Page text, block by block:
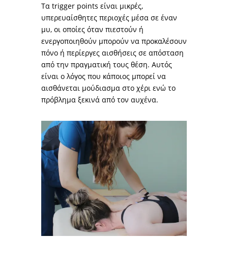
Τα trigger points είναι μικρές,
υπερευαίσθητες περιοχές μέσα σε έναν
μυ, οι οποίες όταν πιεστούν ή
ενεργοποιηθούν μπορούν να προκαλέσουν
πόνο ή περίεργες αισθήσεις σε απόσταση
από την πραγματική τους θέση. Αυτός
είναι ο λόγος που κάποιος μπορεί να
αισθάνεται μούδιασμα στο χέρι ενώ το
πρόβλημα ξεκινά από τον αυχένα.